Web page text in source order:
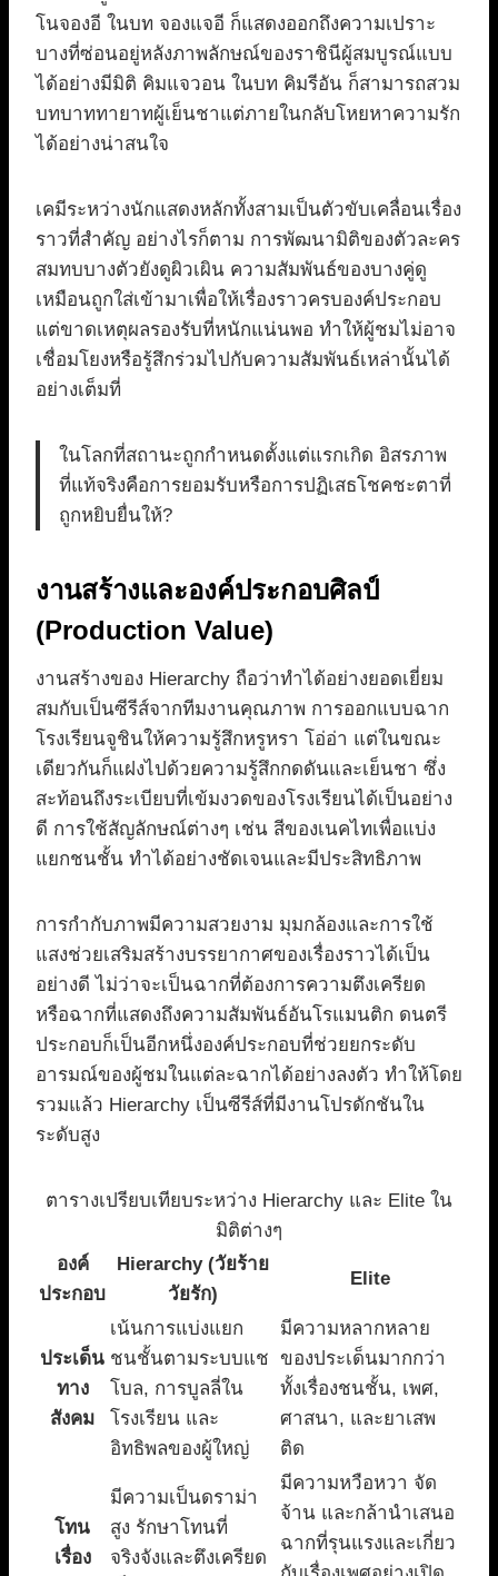
โนจองอี ในบท จองแจอี ก็แสดงออกถึงความเปราะ
บางที่ซ่อนอยู่หลังภาพลักษณ์ของราชินีผู้สมบูรณ์แบบ
ได้อย่างมีมิติ คิมแจวอน ในบท คิมรีอัน ก็สามารถสวม
บทบาททายาทผู้เย็นชาแต่ภายในกลับโหยหาความรัก
ได้อย่างน่าสนใจ
เคมีระหว่างนักแสดงหลักทั้งสามเป็นตัวขับเคลื่อนเรื่อง
ราวที่สำคัญ อย่างไรก็ตาม การพัฒนามิติของตัวละคร
สมทบบางตัวยังดูผิวเผิน ความสัมพันธ์ของบางคู่ดู
เหมือนถูกใส่เข้ามาเพื่อให้เรื่องราวครบองค์ประกอบ
แต่ขาดเหตุผลรองรับที่หนักแน่นพอ ทำให้ผู้ชมไม่อาจ
เชื่อมโยงหรือรู้สึกร่วมไปกับความสัมพันธ์เหล่านั้นได้
อย่างเต็มที่
ในโลกที่สถานะถูกกำหนดตั้งแต่แรกเกิด อิสรภาพ
ที่แท้จริงคือการยอมรับหรือการปฏิเสธโชคชะตาที่
ถูกหยิบยื่นให้?
งานสร้างและองค์ประกอบศิลป์
(Production Value)
งานสร้างของ Hierarchy ถือว่าทำได้อย่างยอดเยี่ยม
สมกับเป็นซีรีส์จากทีมงานคุณภาพ การออกแบบฉาก
โรงเรียนจูชินให้ความรู้สึกหรูหรา โอ่อ่า แต่ในขณะ
เดียวกันก็แฝงไปด้วยความรู้สึกกดดันและเย็นชา ซึ่ง
สะท้อนถึงระเบียบที่เข้มงวดของโรงเรียนได้เป็นอย่าง
ดี การใช้สัญลักษณ์ต่างๆ เช่น สีของเนคไทเพื่อแบ่ง
แยกชนชั้น ทำได้อย่างชัดเจนและมีประสิทธิภาพ
การกำกับภาพมีความสวยงาม มุมกล้องและการใช้
แสงช่วยเสริมสร้างบรรยากาศของเรื่องราวได้เป็น
อย่างดี ไม่ว่าจะเป็นฉากที่ต้องการความตึงเครียด
หรือฉากที่แสดงถึงความสัมพันธ์อันโรแมนติก ดนตรี
ประกอบก็เป็นอีกหนึ่งองค์ประกอบที่ช่วยยกระดับ
อารมณ์ของผู้ชมในแต่ละฉากได้อย่างลงตัว ทำให้โดย
รวมแล้ว Hierarchy เป็นซีรีส์ที่มีงานโปรดักชันใน
ระดับสูง
ตารางเปรียบเทียบระหว่าง Hierarchy และ Elite ใน
มิติต่างๆ
องค์
ประกอบ
Hierarchy (วัยร้าย
วัยรัก)
Elite
ประเด็น
ทาง
สังคม
เน้นการแบ่งแยก
ชนชั้นตามระบบแช
โบล, การบูลลี่ใน
โรงเรียน และ
อิทธิพลของผู้ใหญ่
มีความหลากหลาย
ของประเด็นมากกว่า
ทั้งเรื่องชนชั้น, เพศ,
ศาสนา, และยาเสพ
ติด
โทน
เรื่อง
มีความเป็นดราม่า
สูง รักษาโทนที่
จริงจังและตึงเครียด
มีความหวือหวา จัด
จ้าน และกล้านำเสนอ
ฉากที่รุนแรงและเกี่ยว